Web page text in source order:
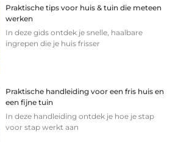
Praktische tips voor huis & tuin die meteen
werken
In deze gids ontdek je snelle, haalbare
ingrepen die je huis frisser
Praktische handleiding voor een fris huis en
een fijne tuin
In deze handleiding ontdek je hoe je stap
voor stap werkt aan